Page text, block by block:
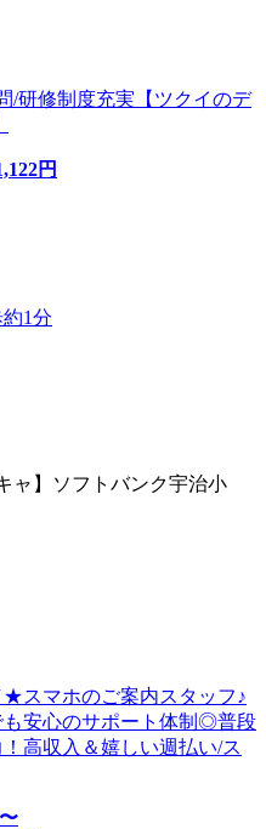
/研修制度充実【ツクイのデ
円
1分
ャ】ソフトバンク宇治小
スマホのご案内スタッフ♪
安心のサポート体制◎普段
高収入＆嬉しい週払い/ス